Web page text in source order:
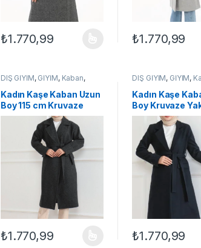
₺1.770,99
Bu ürünün birden fazla varyasyonu var.
₺1.770,99
Bu ürünün
DIŞ GİYİM, GİYİM, Kaban,
KADIN
Kadın Kaşe Kaban Uzun
Boy 115 cm Kruvaze
Yaka Kuşaklı Astarlı
Tesettür Kaban Yünlü –
₺1.770,99
Bu ürünün birden fazla varyasyonu var.
DIŞ GİYİM, GİYİM,
KADIN
Kadın Kaşe
Boy Kruvaze
Kuşaklı Tesettür
Astarlı Yünlü –
₺1.770,99
Bu ürünün